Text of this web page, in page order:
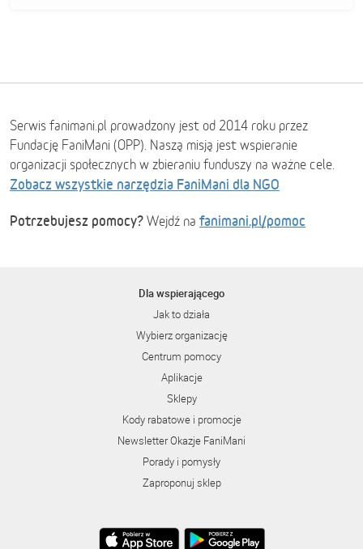
Serwis fanimani.pl prowadzony jest od 2014 roku przez
Fundację FaniMani (OPP). Naszą misją jest wspieranie
organizacji społecznych w zbieraniu funduszy na ważne cele.
Zobacz wszystkie narzędzia FaniMani dla NGO
Potrzebujesz pomocy? Wejdź na fanimani.pl/pomoc
Dla wspierającego
Jak to działa
Wybierz organizację
Centrum pomocy
Aplikacje
Sklepy
Kody rabatowe i promocje
Newsletter Okazje FaniMani
Porady i pomysły
Zaproponuj sklep